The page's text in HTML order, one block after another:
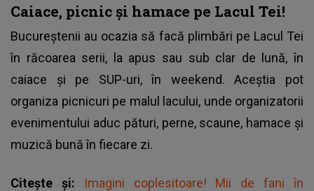
Caiace, picnic și hamace pe Lacul Tei!
Bucureștenii au ocazia să facă plimbări pe Lacul Tei
în răcoarea serii, la apus sau sub clar de lună, în
caiace și pe SUP-uri, în weekend. Aceștia pot
organiza picnicuri pe malul lacului, unde organizatorii
evenimentului aduc pături, perne, scaune, hamace și
muzică bună în fiecare zi.
Citește și:
Imagini coplesitoare! Mii de fani în